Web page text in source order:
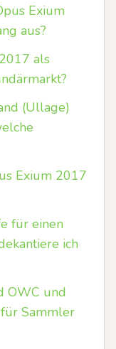
Exium
aus?
als
(Ullage)
Exium 2017
für einen
ich
OWC und
Sammler